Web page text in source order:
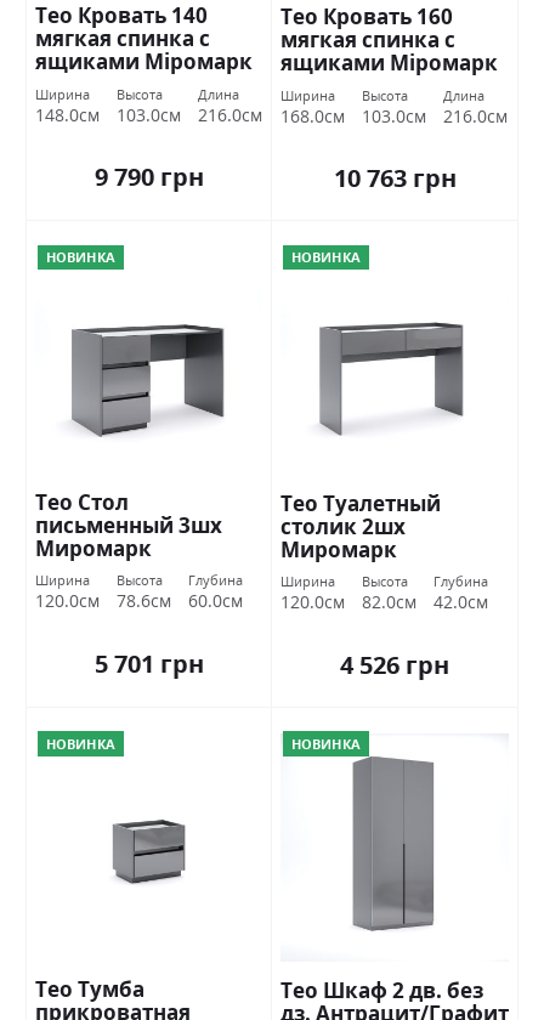
Тео Кровать 140
мягкая спинка с
ящиками Міромарк
Ширина
148.0см
Высота
103.0см
Длина
216.0см
9 790 грн
Тео Кровать 160
мягкая спинка с
ящиками Міромарк
Ширина
168.0см
Высота
103.0см
Длина
216.0см
10 763 грн
НОВИНКА
Тео Стол
письменный 3шх
Миромарк
Ширина
120.0см
Высота
78.6см
Глубина
60.0см
5 701 грн
НОВИНКА
Тео Туалетный
столик 2шх
Миромарк
Ширина
120.0см
Высота
82.0см
Глубина
42.0см
4 526 грн
НОВИНКА
Тео Тумба
прикроватная
НОВИНКА
Тео Шкаф 2 дв. без
дз. Антрацит/Графит